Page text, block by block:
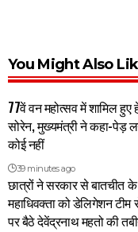
You Might Also
77वें वन महोत्सव में शामिल
सोरेन, मुख्यमंत्री ने कहा-पेड़
कोई नहीं
39 minutes ago
छात्रों ने सरकार से बातचीत
महाधिवक्ता को डेलिगेशन
पर बैठे देवेंद्रनाथ महतो की